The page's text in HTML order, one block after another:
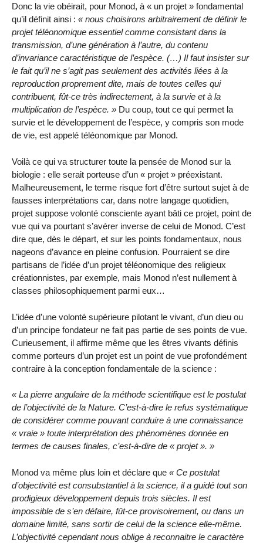
Donc la vie obéirait, pour Monod, à « un projet » fondamental
qu’il définit ainsi : « nous choisirons arbitrairement de définir le
projet téléonomique essentiel comme consistant dans la
transmission, d’une génération à l’autre, du contenu
d’invariance caractéristique de l’espèce. (…) Il faut insister sur
le fait qu’il ne s’agit pas seulement des activités liées à la
reproduction proprement dite, mais de toutes celles qui
contribuent, fût-ce très indirectement, à la survie et à la
multiplication de l’espèce. » Du coup, tout ce qui permet la
survie et le développement de l’espèce, y compris son mode
de vie, est appelé téléonomique par Monod.
Voilà ce qui va structurer toute la pensée de Monod sur la
biologie : elle serait porteuse d’un « projet » préexistant.
Malheureusement, le terme risque fort d’être surtout sujet à de
fausses interprétations car, dans notre langage quotidien,
projet suppose volonté consciente ayant bâti ce projet, point de
vue qui va pourtant s’avérer inverse de celui de Monod. C’est
dire que, dès le départ, et sur les points fondamentaux, nous
nageons d’avance en pleine confusion. Pourraient se dire
partisans de l’idée d’un projet téléonomique des religieux
créationnistes, par exemple, mais Monod n’est nullement à
classes philosophiquement parmi eux…
L’idée d’une volonté supérieure pilotant le vivant, d’un dieu ou
d’un principe fondateur ne fait pas partie de ses points de vue.
Curieusement, il affirme même que les êtres vivants définis
comme porteurs d’un projet est un point de vue profondément
contraire à la conception fondamentale de la science :
« La pierre angulaire de la méthode scientifique est le postulat
de l’objectivité de la Nature. C’est-à-dire le refus systématique
de considérer comme pouvant conduire à une connaissance
« vraie » toute interprétation des phénomènes donnée en
termes de causes finales, c’est-à-dire de « projet ». »
Monod va même plus loin et déclare que « Ce postulat
d’objectivité est consubstantiel à la science, il a guidé tout son
prodigieux développement depuis trois siècles. Il est
impossible de s’en défaire, fût-ce provisoirement, ou dans un
domaine limité, sans sortir de celui de la science elle-même.
L’objectivité cependant nous oblige à reconnaitre le caractère